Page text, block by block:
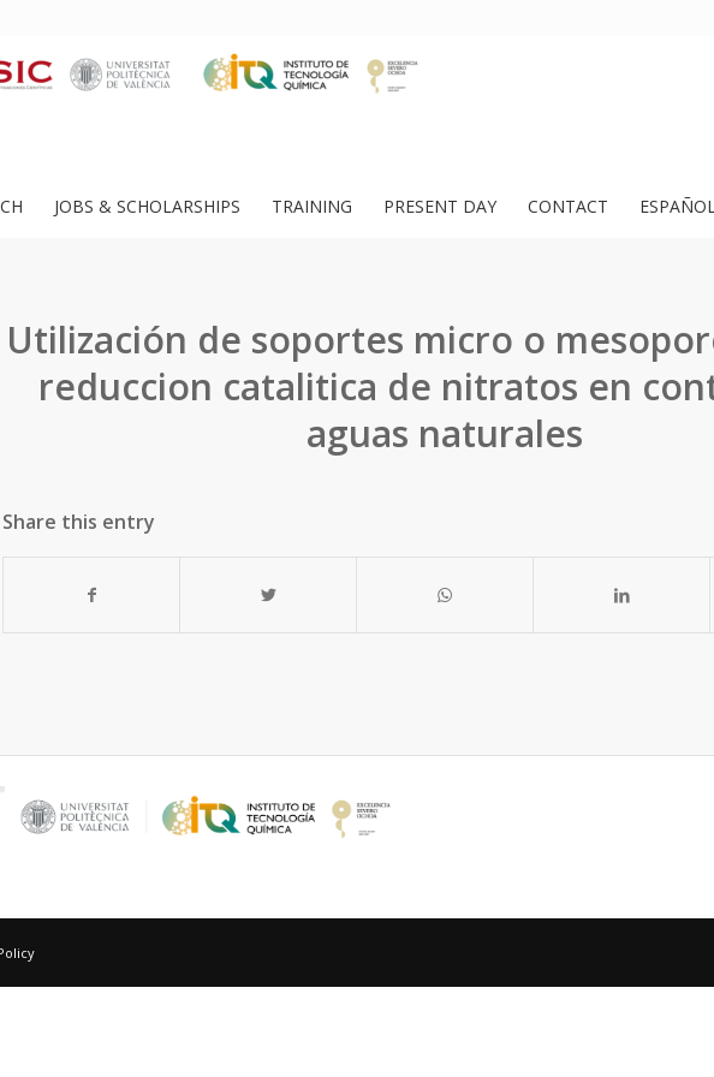
JOBS & SCHOLARSHIPS TRAINING PRESENT DAY CONTACT
Utilización de soportes micro o
reduccion catalitica de nitratos en
aguas naturales
Share this entry